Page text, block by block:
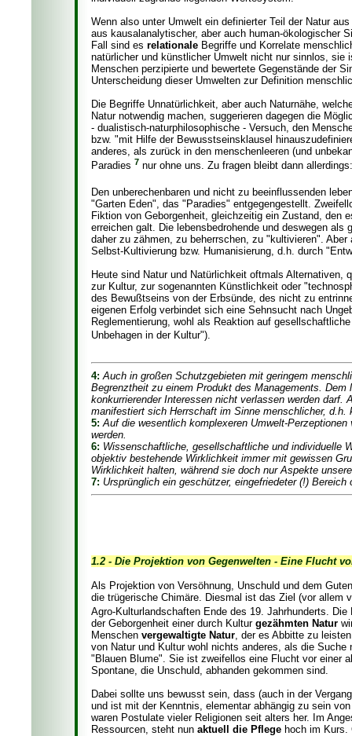
Wenn also unter Umwelt ein definierter Teil der Natur
aus kausalanalytischer, aber auch human-ökologischer
Fall sind es relationale Begriffe und Korrelate
natürlicher und künstlicher Umwelt nicht nur sinnlos,
Menschen perzipierte und bewertete Gegenstände der
Unterscheidung dieser Umwelten zur Definition
Die Begriffe Unnatürlichkeit, aber auch Naturnähe,
Natur notwendig machen, suggerieren dagegen die
- dualistisch-naturphilosophische - Versuch, den
bzw. "mit Hilfe der Bewusstseinsklausel
anderes, als zurück in den menschenleeren (und
Paradies 7 nur ohne uns. Zu fragen bleibt dann
Den unberechenbaren und nicht zu beeinflussenden
"Garten Eden", das "Paradies" entgegengestellt.
Fiktion von Geborgenheit, gleichzeitig ein Zustand,
erreichen galt. Die lebensbedrohende und deswegen
daher zu zähmen, zu beherrschen, zu "kultivieren".
Selbst-Kultivierung bzw. Humanisierung, d.h. durch
Heute sind Natur und Natürlichkeit oftmals Alternativen,
zur Kultur, zur sogenannten Künstlichkeit oder
des Bewußtseins von der Erbsünde, des nicht zu
eigenen Erfolg verbindet sich eine Sehnsucht nach
Reglementierung, wohl als Reaktion auf
Unbehagen in der Kultur").
4: Auch in großen Schutzgebieten mit geringem
Begrenztheit zu einem Produkt des Managements.
konkurrierender Interessen nicht verlassen werden
manifestiert sich Herrschaft im Sinne menschlicher, d.h.
5: Auf die wesentlich komplexeren Umwelt-
werden.
6: Wissenschaftliche, gesellschaftliche und individuelle
objektiv bestehende Wirklichkeit immer mit gewissen
Wirklichkeit halten, während sie doch nur Aspekte
7: Ursprünglich ein geschützer, eingefriedeter (!)
1.2 - Die Projektion von Gegenwelten - Eine Flucht
Als Projektion von Versöhnung, Unschuld und dem
die trügerische Chimäre. Diesmal ist das Ziel (vor allem
Agro-Kulturlandschaften Ende des 19. Jahrhunderts.
der Geborgenheit einer durch Kultur gezähmten Natur
Menschen vergewaltigte Natur, der es Abbitte zu
von Natur und Kultur wohl nichts anderes, als die
"Blauen Blume". Sie ist zweifellos eine Flucht vor einer
Spontane, die Unschuld, abhanden gekommen sind.
Dabei sollte uns bewusst sein, dass (auch in der
und ist mit der Kenntnis, elementar abhängig zu sein
waren Postulate vieler Religionen seit alters her. Im
Ressourcen, steht nun aktuell die Pflege hoch im